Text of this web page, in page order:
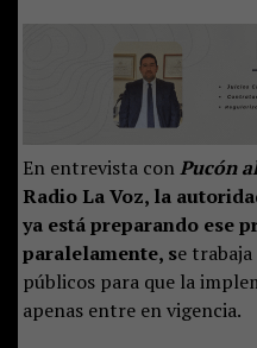
En entrevista conPucón
Radio La Voz, la
ya está preparando ese
paralelamente, se
públicos para que la
apenas entre en vigencia.